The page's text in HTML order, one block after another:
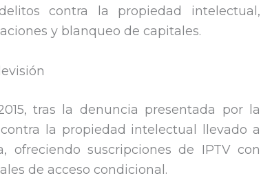
contra la propiedad intelectual,
y blanqueo de capitales.
tras la denuncia presentada por la
la propiedad intelectual llevado a
suscripciones de IPTV con
de acceso condicional.